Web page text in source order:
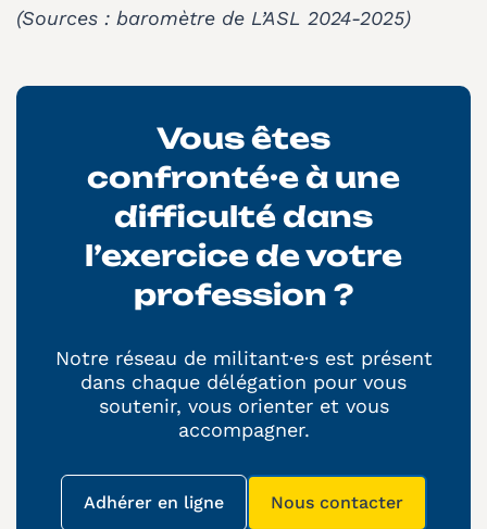
(Sources : baromètre de L’ASL 2024-2025)
Vous êtes
confronté·e à une
difficulté dans
l’exercice de votre
profession ?
Notre réseau de militant·e·s est présent
dans chaque délégation pour vous
soutenir, vous orienter et vous
accompagner.
Adhérer en ligne(nouvelle fenêtre)Nous contacter
(nouvelle fenêtre)